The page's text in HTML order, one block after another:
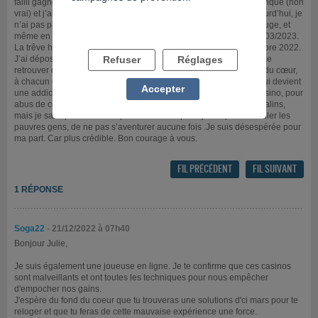
failli gagner où ils m’ont arnaqué sur soit-disant un papier qui manqué (non
vrai) et j’ai reperdu, à force d’attendre, ce que j’avais gagné. Aujourd’hui, je
n’ai pas payer mes loyers (6 de retard), je suis passée devant le juge, et
même en essayant de demander de l’aide, je sus expulsée le 31/03/2023.
La trêve hivernale m’ayant sauvé la mise, sinon c’était fin septembre 2022.
J’ai déposé un dossier Dallo, qui vient de m’être refusé. Je dois me
retrouver dans un foyer alors le 01/04/2023. Je conseille du fond du cœur,
à chacun d’entre vous de ne pas vous aventurer dans ce piège qui devient
une addiction. J’aurais tellement voulu porter plainte contre ce casino, pour
abus de confiance et harcèlement, au final, car ils sont très très malins,
mais je sais que cela est impossible. Je ne peux juste que conseiller les
pauvres gens, de ne pas s’aventurer aucune fois .Je suis désespérée pour
ma part. Car plus crédible. Bon courage à vous.
FIL PRÉCÉDENT FIL SUIVANT
1 RÉPONSE
Soga22 - 21/12/2022 à 07h40
Bonjour Julie,
Je suis également une joueuse en ligne. Je te confirme que ces casinos
sont malveillants et ont toutes les techniques pour nous empêcher
d'empocher nos gains.
J'espère du fond du coeur que tu trouveras une solutions d'ci mars pour te
reloger et que tu feras de cette mauvaise expérience une force.
Refuser Réglages
Accepter